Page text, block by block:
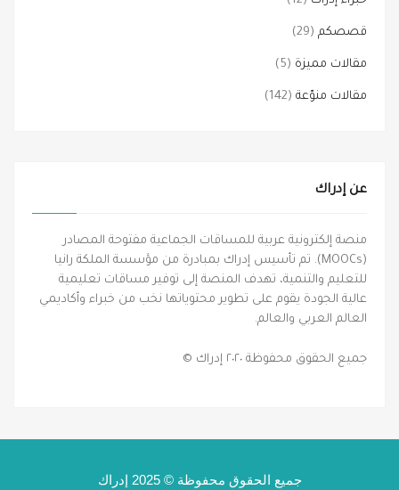
قصصكم (29)
مقالات مميزة (5)
مقالات منوّعة (142)
عن إدراك
منصة إلكترونية عربية للمساقات الجماعية مفتوحة المصادر
(MOOCs). تم تأسيس إدراك بمبادرة من مؤسسة الملكة رانيا
للتعليم والتنمية، تهدف المنصة إلى توفير مساقات تعليمية
عالية الجودة يقوم على تطوير محتوياتها نخب من خبراء وأكاديمي
العالم العربي والعالم.
جميع الحقوق محفوظة ٢٠٢٠ إدراك ©
جميع الحقوق محفوظة © 2025 إدراك